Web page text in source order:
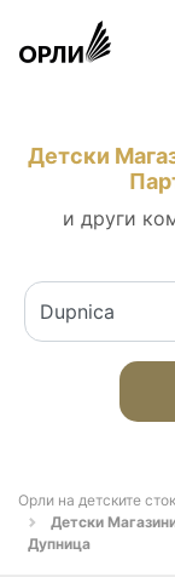
Детски
и други
Орли на детските
Детски
Дупница